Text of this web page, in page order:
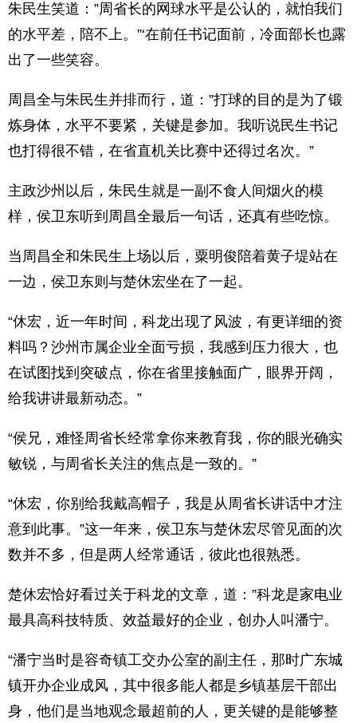
朱民生笑道：”周省长的网球水平是公认的，就怕我们
的水平差，陪不上。”‘在前任书记面前，冷面部长也露
出了一些笑容。
周昌全与朱民生并排而行，道：”打球的目的是为了锻
炼身体，水平不要紧，关键是参加。我听说民生书记
也打得很不错，在省直机关比赛中还得过名次。”
主政沙州以后，朱民生就是一副不食人间烟火的模
样，侯卫东听到周昌全最后一句话，还真有些吃惊。
当周昌全和朱民生上场以后，粟明俊陪着黄子堤站在
一边，侯卫东则与楚休宏坐在了一起。
“休宏，近一年时间，科龙出现了风波，有更详细的资
料吗？沙州市属企业全面亏损，我感到压力很大，也
在试图找到突破点，你在省里接触面广，眼界开阔，
给我讲讲最新动态。”
“侯兄，难怪周省长经常拿你来教育我，你的眼光确实
敏锐，与周省长关注的焦点是一致的。”
“休宏，你别给我戴高帽子，我是从周省长讲话中才注
意到此事。”这一年来，侯卫东与楚休宏尽管见面的次
数并不多，但是两人经常通话，彼此也很熟悉。
楚休宏恰好看过关于科龙的文章，道：”科龙是家电业
最具高科技特质、效益最好的企业，创办人叫潘宁。
“潘宁当时是容奇镇工交办公室的副主任，那时广东城
镇开办企业成风，其中很多能人都是乡镇基层干部出
身，他们是当地观念最超前的人，更关键的是能够整